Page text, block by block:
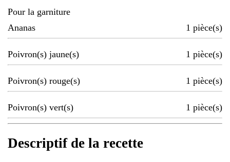
Pour la garniture
Ananas
1 pièce(s)
Poivron(s) jaune(s) 1 pièce(s)
Poivron(s) rouge(s) 1 pièce(s)
Poivron(s) vert(s) 1 pièce(s)
Descriptif de la recette